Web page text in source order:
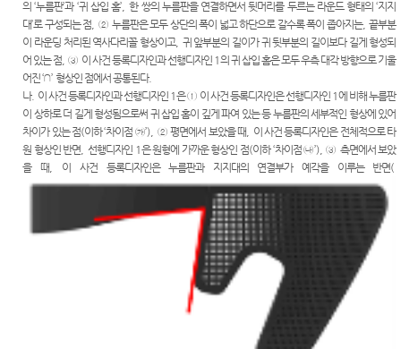
의‘누름판’과 ‘귀 삽입 홈’,한 쌍의 누름판을 연결하면서 뒷머리를 두르는 라운드 형태의‘지지
대’로 구성되는 점 ② 누름판은 모두 상단의 폭이 넓고 하단으로 갈수록 폭이 좁아지는,끝부분
이 라운딩 처리된 역사다리꼴 형상이고, 귀 앞부분의 길이가 귀 뒷부분의 길이보다 길게 형성되
어 있는 점 ,③ 이 사건 등록디자인과 선행디자인 1의 귀 삽입 홈은 모두 우측 대각 방향으로 기울
어진‘∩’ 형상인 점에서 공통된다.
나. 이 사건 등록디자인과 선행디자인 1은① 이 사건 등록디자인은 선행디자인 1에 비해 누름판
이 상하로 더 길게 형성됨으로써 귀 삽입 홈이 깊게 파여 있는 등 누름판의 세부적인 형상에 있어
차이가 있는 점(이하‘차이점 ㉮’), ②평면에서 보았을 때
이 사건 등록디자인은 전체적으로 타
원 형상인 반면 ,선행디자인 1은 원형에 가까운 형상인 점(이하‘차이점㉯’),③ 측면에서 보았
을 때, 이 사건 등록디자인은 누름판과 지지대의 연결부가 예각을 이루는 반면(